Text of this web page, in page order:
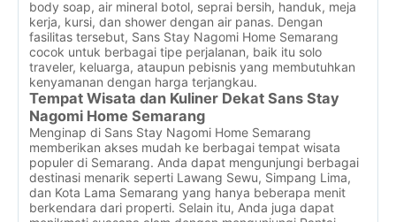
body soap, air mineral botol, seprai bersih, handuk, meja
kerja, kursi, dan shower dengan air panas. Dengan
fasilitas tersebut, Sans Stay Nagomi Home Semarang
cocok untuk berbagai tipe perjalanan, baik itu solo
traveler, keluarga, ataupun pebisnis yang membutuhkan
kenyamanan dengan harga terjangkau.
Tempat Wisata dan Kuliner Dekat Sans Stay
Nagomi Home Semarang
Menginap di Sans Stay Nagomi Home Semarang
memberikan akses mudah ke berbagai tempat wisata
populer di Semarang. Anda dapat mengunjungi berbagai
destinasi menarik seperti Lawang Sewu, Simpang Lima,
dan Kota Lama Semarang yang hanya beberapa menit
berkendara dari properti. Selain itu, Anda juga dapat